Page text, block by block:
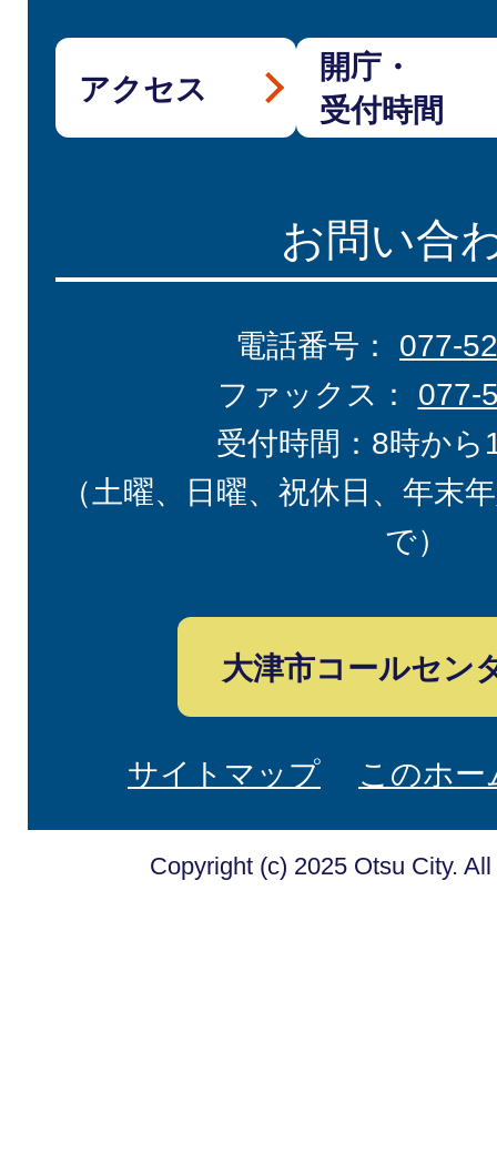
アクセス
開庁・
受付時間
お問い合
電話番号： 077-
ファックス： 077-
受付時間：8時から
（土曜、日曜、祝休日、年末
で）
大津市コールセン
サイトマップ このホ
Copyright (c) 2025 Otsu City.